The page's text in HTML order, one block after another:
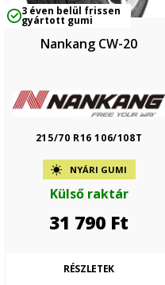
3 éven belül frissen
gyártott gumi
Nankang CW-20
215/70 R16 106/108T
NYÁRI GUMI
Külső raktár
31 790 Ft
RÉSZLETEK